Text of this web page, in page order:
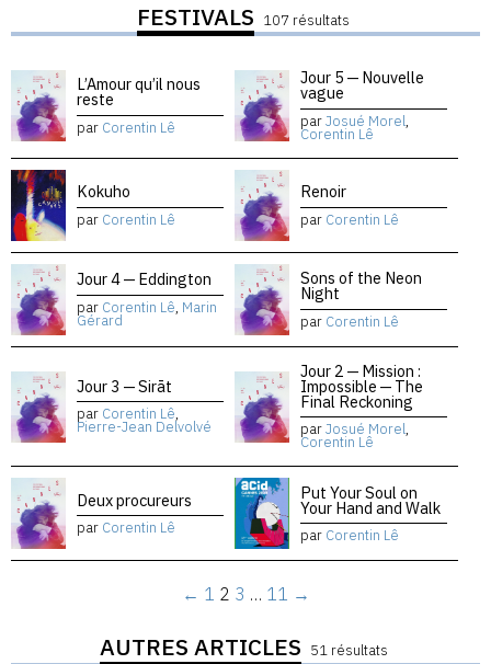
FESTIVALS 107 résultats
L’Amour qu’il nous
reste
par Corentin Lê
Jour 5 — Nouvelle
vague
parJosué Morel,
Corentin Lê
Kokuho
par Corentin Lê
Renoir
par Corentin Lê
Jour 4 — Eddington
par Corentin Lê, Marin
Gérard
Sons of the Neon
Night
par Corentin Lê
Jour 3 — Sirāt
par Corentin Lê,
Pierre-Jean Delvolvé
Jour 2 — Mission :
Impossible — The
Final Reckoning
parJosué Morel,
Corentin Lê
Deux procureurs
par Corentin Lê
Put Your Soul on
Your Hand and Walk
par Corentin Lê
← 1 2 3 … 11 →
AUTRES ARTICLES 51 résultats